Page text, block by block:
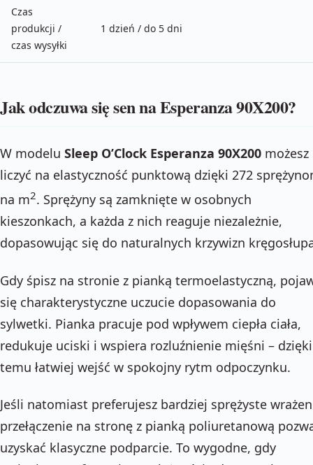
Czas
produkcji /
czas wysyłki
1 dzień / do 5 dni
Jak odczuwa się sen na Esperanza 90X200?
W modelu Sleep O’Clock Esperanza 90X200 możesz
liczyć na elastyczność punktową dzięki 272
na m2. Sprężyny są zamknięte w osobnych
kieszonkach, a każda z nich reaguje niezależnie,
dopasowując się do naturalnych krzywizn
Gdy śpisz na stronie z pianką termoelastyczną,
się charakterystyczne uczucie dopasowania do
sylwetki. Pianka pracuje pod wpływem ciepła ciała,
redukuje uciski i wspiera rozluźnienie mięśni – dzięki
temu łatwiej wejść w spokojny rytm odpoczynku.
Jeśli natomiast preferujesz bardziej sprężyste
przełączenie na stronę z pianką poliuretanową
uzyskać klasyczne podparcie. To wygodne, gdy